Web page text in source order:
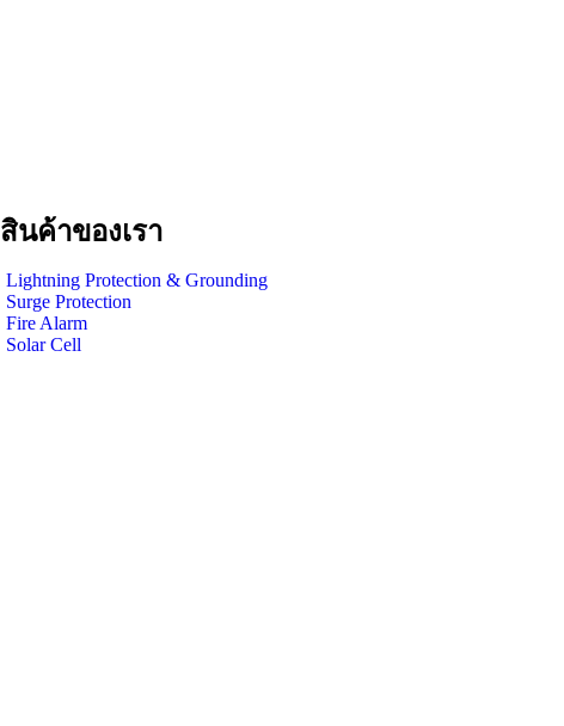
สินค้าของเรา
Lightning Protection & Grounding
Surge Protection
Fire Alarm
Solar Cell